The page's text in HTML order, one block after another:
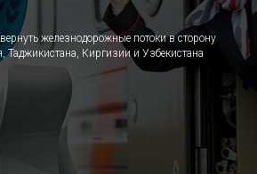
железнодорожные потоки в сторону
Таджикистана, Киргизии и Узбекистана